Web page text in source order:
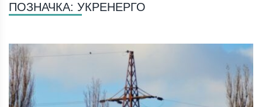
ПОЗНАЧКА: УКРЕНЕРГО